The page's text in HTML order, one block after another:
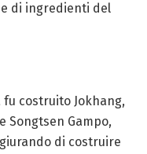
di ingredienti del
costruito Jokhang,
Songtsen Gampo,
di costruire